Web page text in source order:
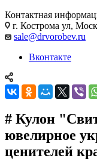
Контактная
г. Кострома ул,
sale@drvorobev.ru
Вконтакте
# Кулон
ювелирное
ценителей